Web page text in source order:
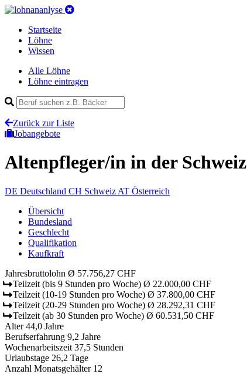
Startseite
Löhne
Wissen
Alle Löhne
Löhne eintragen
Zurück zur Liste
Jobangebote
Altenpfleger/in in der Schweiz
DE Deutschland CH Schweiz AT Österreich
Übersicht
Bundesland
Geschlecht
Qualifikation
Kaufkraft
Jahresbruttolohn Ø 57.756,27 CHF
Teilzeit (bis 9 Stunden pro Woche) Ø 22.000,00 CHF
Teilzeit (10-19 Stunden pro Woche) Ø 37.800,00 CHF
Teilzeit (20-29 Stunden pro Woche) Ø 28.292,31 CHF
Teilzeit (ab 30 Stunden pro Woche) Ø 60.531,50 CHF
Alter 44,0 Jahre
Berufserfahrung 9,2 Jahre
Wochenarbeitszeit 37,5 Stunden
Urlaubstage 26,2 Tage
Anzahl Monatsgehälter 12